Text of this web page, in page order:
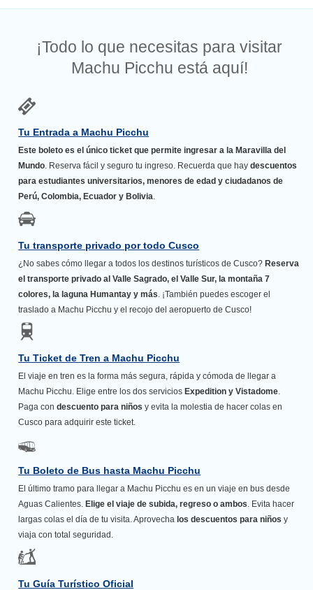
¡Todo lo que necesitas para visitar
Machu Picchu está aquí!
Tu Entrada a Machu Picchu
Este boleto es el único ticket que permite ingresar a la Maravilla del
Mundo. Reserva fácil y seguro tu ingreso. Recuerda que haydescuentos
para estudiantes universitarios, menores de edad y ciudadanos de
Perú, Colombia, Ecuador y Bolivia.
Tu transporte privado por todo Cusco
¿No sabes cómo llegar a todos los destinos turísticos de Cusco?Reserva
el transporte privado al Valle Sagrado, el Valle Sur, la montaña 7
colores, la laguna Humantay y más . ¡También puedes escoger el
traslado a Machu Picchu y el recojo del aeropuerto de Cusco!
Tu Ticket de Tren a Machu Picchu
El viaje en tren es la forma más segura, rápida y cómoda de llegar a
Machu Picchu. Elige entre los dos servicios Expedition y Vistadome.
Paga condescuento para niños y evita la molestia de hacer colas en
Cusco para adquirir este ticket.
Tu Boleto de Bus hasta Machu Picchu
El último tramo para llegar a Machu Picchu es en un viaje en bus desde
Aguas Calientes. Elige el viaje de subida, regreso o ambos. Evita hacer
largas colas el día de tu visita. Aprovecha los descuentos para niños y
viaja con total seguridad.
Tu Guía Turístico Oficial